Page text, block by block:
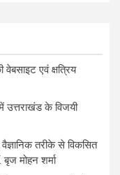
वेबसाइट एवं क्षत्रिय
उत्तराखंड के विजयी
तरीके से विकसित
बृज मोहन शर्मा